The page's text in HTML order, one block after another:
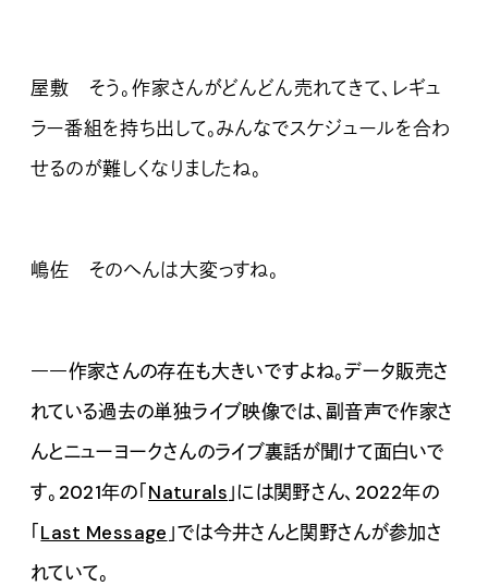
屋敷 そう。作家さんがどんどん売れてきて、レギュ
ラー番組を持ち出して。みんなでスケジュールを合わ
せるのが難しくなりましたね。
嶋佐 そのへんは大変っすね。
――作家さんの存在も大きいですよね。データ販売さ
れている過去の単独ライブ映像では、副音声で作家さ
んとニューヨークさんのライブ裏話が聞けて面白いで
す。2021年の「Naturals 」には関野さん、2022年の
「Last Message 」では今井さんと関野さんが参加さ
れていて。